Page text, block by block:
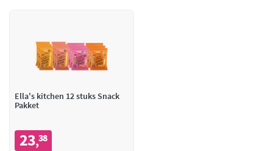
Ella's kitchen 12 stuks Snack
Pakket
23,38